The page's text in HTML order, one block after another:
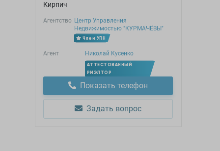
Кирпич
Агентство Центр Управления
Недвижимостью "КУРМАЧЁВЫ"
Член УПН
Агент Николай Кусенко
АТТЕСТОВАННЫЙ
РИЭЛТОР
Показать телефон
Задать вопрос